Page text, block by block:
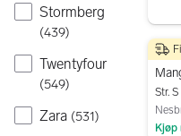
Stormberg
(439)
Twentyfour
(549)
Zara (531)
Str. S
Kjøp